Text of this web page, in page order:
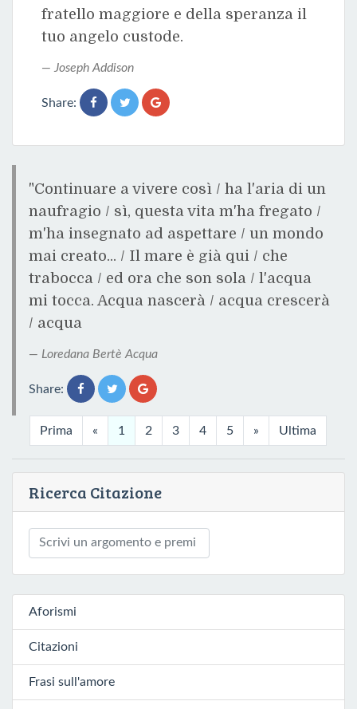
fratello maggiore e della speranza il
tuo angelo custode.
Joseph Addison
Share:
"Continuare a vivere così / ha l'aria di un
naufragio / sì, questa vita m'ha fregato /
m'ha insegnato ad aspettare / un mondo
mai creato... / Il mare è già qui / che
trabocca / ed ora che son sola / l'acqua
mi tocca. Acqua nascerà / acqua crescerà
/ acqua
Loredana Bertè Acqua
Share:
Prima « 1 2 3 4 5 » Ultima
Ricerca Citazione
Aforismi
Citazioni
Frasi sull'amore